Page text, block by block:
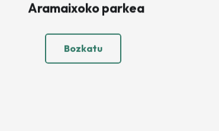
Aramaixoko parkea
Bozkatu